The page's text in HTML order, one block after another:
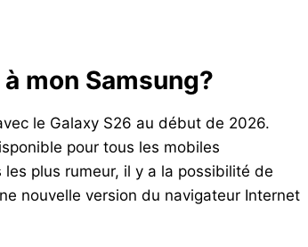
mon Samsung?
le Galaxy S26 au début de 2026.
pour tous les mobiles
plus rumeur, il y a la possibilité de
nouvelle version du navigateur Internet